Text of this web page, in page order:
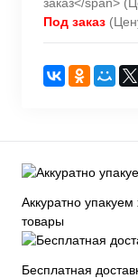
Под заказ
Аккуратно упакуем
товары
Бесплатная